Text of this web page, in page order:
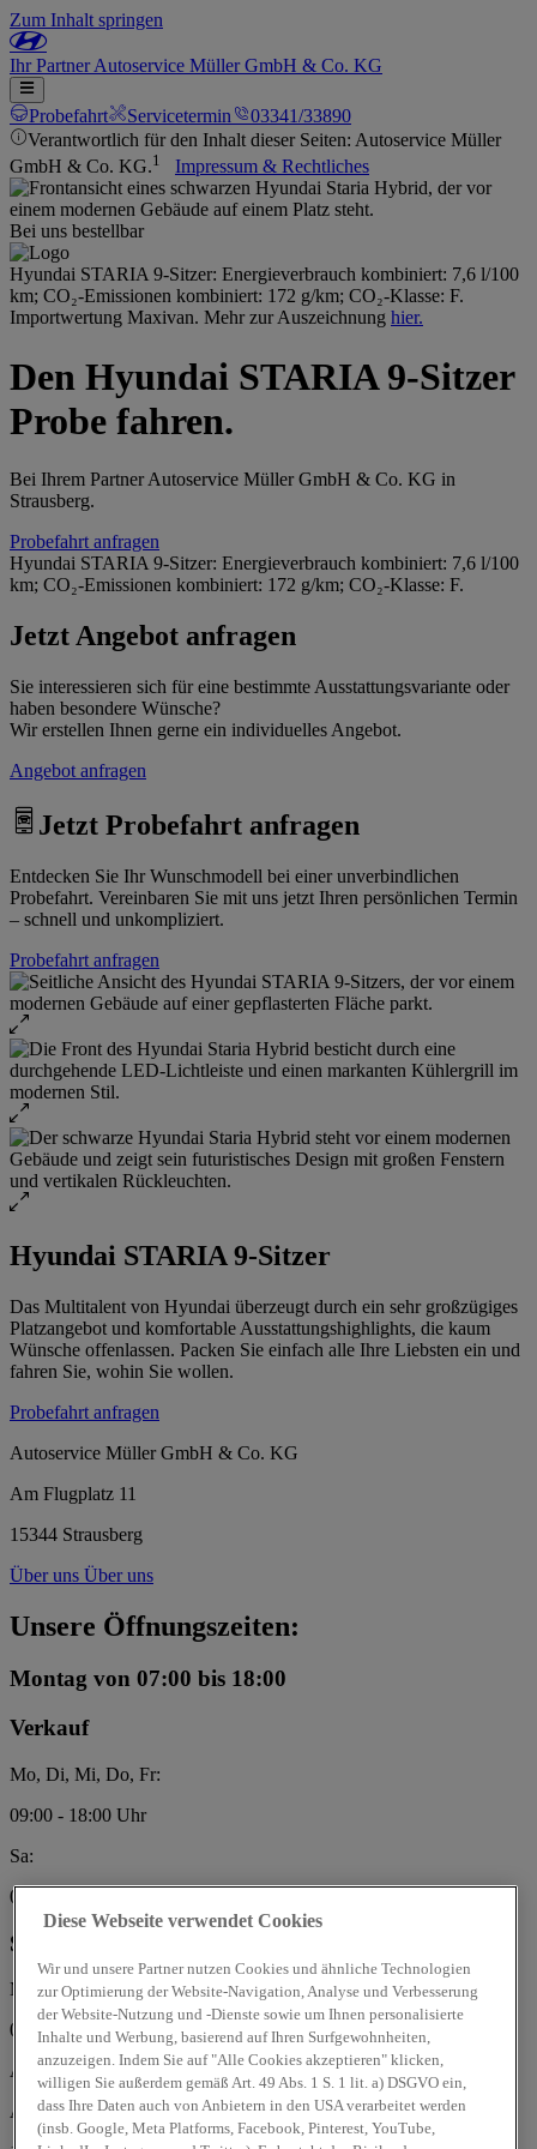
Zum Inhalt springen
IhrPartnerAutoservice Müller GmbH & Co. KG
Probefahrt Servicetermin
03341/33890
Verantwortlich für den Inhalt dieser Seiten: Autoservice Müller
GmbH & Co. KG.1 Impressum & Rechtliches
Bei uns bestellbar
Hyundai STARIA 9-Sitzer: Energieverbrauch kombiniert: 7,6 l/100
km; CO₂-Emissionen kombiniert: 172 g/km; CO₂-Klasse: F.
Importwertung Maxivan. Mehr zur Auszeichnung hier.
Den Hyundai STARIA 9-Sitzer
Probe fahren.
Bei Ihrem Partner Autoservice Müller GmbH & Co. KG in
Strausberg.
Probefahrt anfragen
Hyundai STARIA 9-Sitzer: Energieverbrauch kombiniert: 7,6 l/100
km; CO₂-Emissionen kombiniert: 172 g/km; CO₂-Klasse: F.
Jetzt Angebot anfragen
Sie interessieren sich für eine bestimmte Ausstattungsvariante oder
haben besondere Wünsche?
Wir erstellen Ihnen gerne ein individuelles Angebot.
Angebot anfragen
Jetzt Probefahrt anfragen
Entdecken Sie Ihr Wunschmodell bei einer unverbindlichen
Probefahrt. Vereinbaren Sie mit uns jetzt Ihren persönlichen Termin
– schnell und unkompliziert.
Probefahrt anfragen
Hyundai STARIA 9-Sitzer
Das Multitalent von Hyundai überzeugt durch ein sehr großzügiges
Platzangebot und komfortable Ausstattungshighlights, die kaum
Wünsche offenlassen. Packen Sie einfach alle Ihre Liebsten ein und
fahren Sie, wohin Sie wollen.
Probefahrt anfragen
Autoservice Müller GmbH & Co. KG
Am Flugplatz 11
15344 Strausberg
Über uns Über uns
Unsere Öffnungszeiten:
Montag von 07:00 bis 18:00
Verkauf
Mo, Di, Mi, Do, Fr:
09:00 - 18:00 Uhr
Sa:
08:00 - 13:00 Uhr
Service
Mo, Di, Mi, Do, Fr:
07:00 - 18:00 Uhr
Autoservice Müller GmbH & Co. KG
Am Flugplatz 11
Diese Webseite verwendet Cookies
Wir und unsere Partner nutzen Cookies und ähnliche Technologien
zur Optimierung der Website-Navigation, Analyse und Verbesserung
der Website-Nutzung und -Dienste sowie um Ihnen personalisierte
Inhalte und Werbung, basierend auf Ihren Surfgewohnheiten,
anzuzeigen. Indem Sie auf "Alle Cookies akzeptieren" klicken,
willigen Sie außerdem gemäß Art. 49 Abs. 1 S. 1 lit. a) DSGVO ein,
dass Ihre Daten auch von Anbietern in den USA verarbeitet werden
(insb. Google, Meta Platforms, Facebook, Pinterest, YouTube,